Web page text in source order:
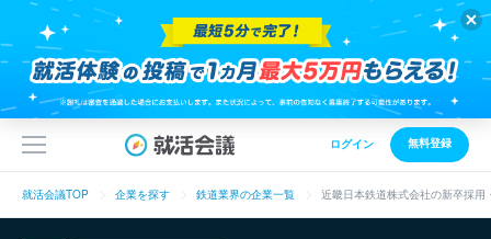
ログイン 無料登録
就活会議TOP 企業を探す 鉄道業界の企業一覧 近畿日本鉄道株式会社の新卒採用